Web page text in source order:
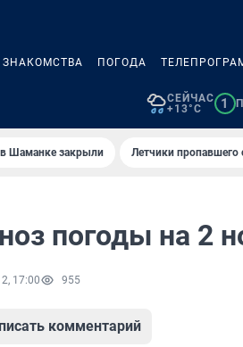
ЗНАКОМСТВА ПОГОДА
СЕЙЧАС
+13°C
1
Шаманке закрыли Летчики пропавшего
погоды на 2
17:00 955
комментарий